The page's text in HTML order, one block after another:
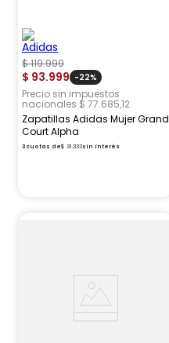
$119.999
$ 93.999 -22%
Precio sin impuestos
nacionales $ 77.685,12
Zapatillas Adidas Mujer Grand
Court Alpha
3 cuotas de$ 31.333sin interés